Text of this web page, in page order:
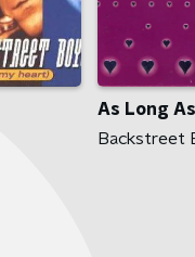
As Long
Backstreet